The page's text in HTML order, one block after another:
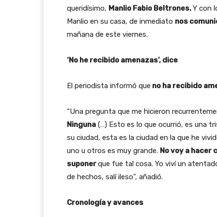
queridísimo, Manlio Fabio Beltrones.Y con
Manlio en su casa, de inmediato nos
mañana de este viernes.
‘No he recibido amenazas’, dice
El periodista informó que no ha recibido
“Una pregunta que me hicieron
Ninguna (…) Esto es lo que ocurrió, es una
su ciudad, esta es la ciudad en la que he
uno u otros es muy grande. No voy a hacer
suponerque fue tal cosa. Yo viví un
de hechos, salí ileso”, añadió.
Cronología y avances